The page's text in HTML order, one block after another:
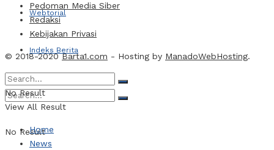
Webtorial
Indeks Berita
No Result
Pedoman Media Siber
Redaksi
Kebijakan Privasi
© 2018-2020Barta1.com - Hosting by ManadoWebHosting.
No Result
View All Result
Home
News